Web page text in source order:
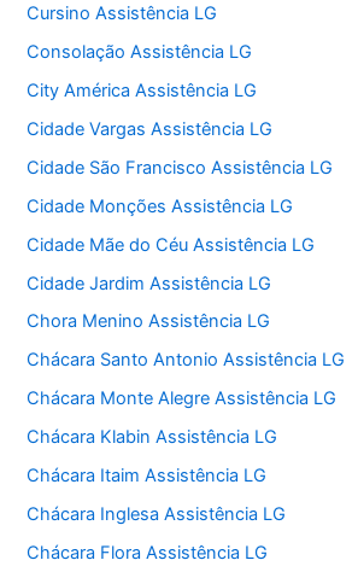
Cursino Assistência LG
Consolação Assistência LG
City América Assistência LG
Cidade Vargas Assistência LG
Cidade São Francisco Assistência LG
Cidade Monções Assistência LG
Cidade Mãe do Céu Assistência LG
Cidade Jardim Assistência LG
Chora Menino Assistência LG
Chácara Santo Antonio Assistência LG
Chácara Monte Alegre Assistência LG
Chácara Klabin Assistência LG
Chácara Itaim Assistência LG
Chácara Inglesa Assistência LG
Chácara Flora Assistência LG